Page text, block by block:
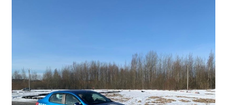
УЧЕБНАЯ РАБОТА
Расписание занятий